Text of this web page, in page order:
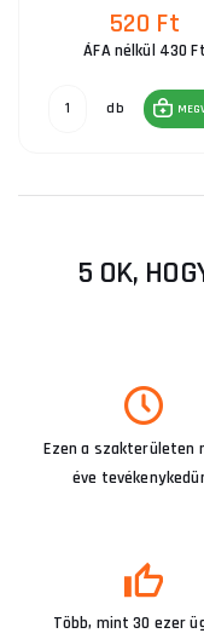
520 Ft
ÁFA nélkül 430 Ft
db
5 OK,
Ezen a szakterületen
éve
Több, mint 30 ezer